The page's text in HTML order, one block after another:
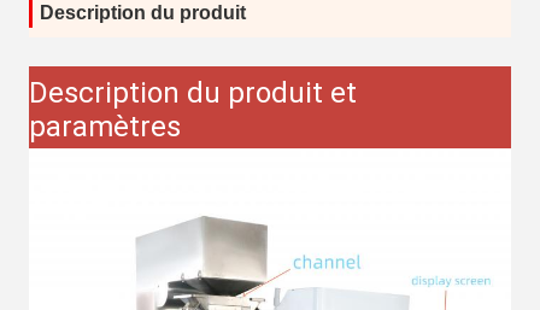
Description du produit
Description du produit et
paramètres